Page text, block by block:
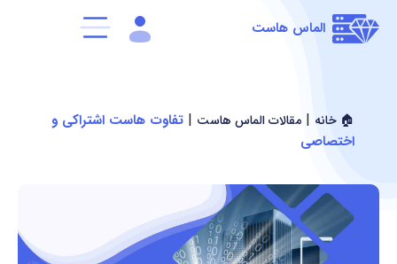
الماس هاست
🏠 خانه | مقالات الماس هاست | تفاوت هاست اشتراکی و
اختصاصی